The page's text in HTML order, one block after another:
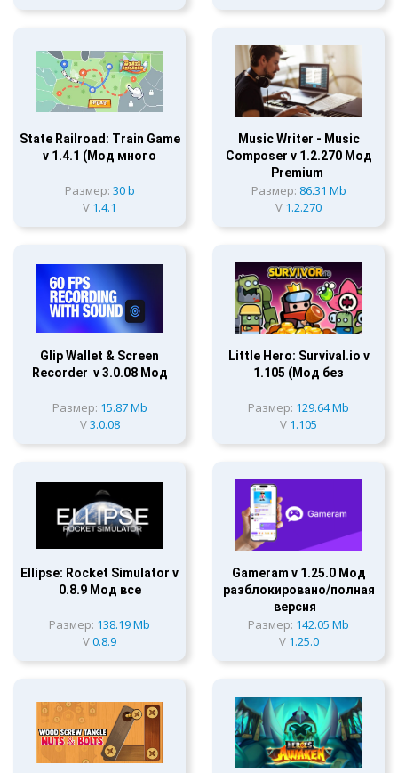
State Railroad: Train Game
v 1.4.1 (Мод много
Размер: 30 b
V 1.4.1
Music Writer - Music
Composer v 1.2.270 Мод
Premium
Размер: 86.31 Mb
V 1.2.270
Glip Wallet & Screen
Recorder v 3.0.08 Мод
Размер: 15.87 Mb
V3.0.08
Little Hero: Survival.io v
1.105 (Мод без
Размер: 129.64 Mb
V 1.105
Ellipse: Rocket Simulator v
0.8.9 Мод все
Размер: 138.19 Mb
V0.8.9
Gameram v 1.25.0 Мод
разблокировано/полная
версия
Размер: 142.05 Mb
V1.25.0